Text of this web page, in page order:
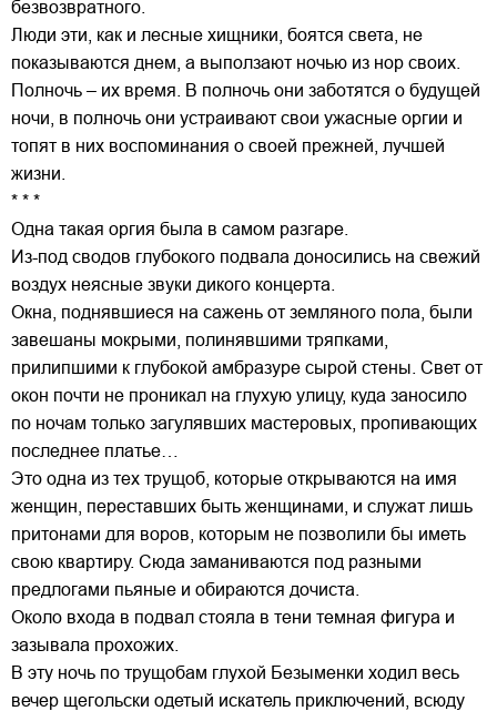
безвозвратного.
Люди эти, как и лесные хищники, боятся света, не
показываются днем, а выползают ночью из нор своих.
Полночь – их время. В полночь они заботятся о будущей
ночи, в полночь они устраивают свои ужасные оргии и
топят в них воспоминания о своей прежней, лучшей
жизни.
* * *
Одна такая оргия была в самом разгаре.
Из-под сводов глубокого подвала доносились на свежий
воздух неясные звуки дикого концерта.
Окна, поднявшиеся на сажень от земляного пола, были
завешаны мокрыми, полинявшими тряпками,
прилипшими к глубокой амбразуре сырой стены. Свет от
окон почти не проникал на глухую улицу, куда заносило
по ночам только загулявших мастеровых, пропивающих
последнее платье…
Это одна из тех трущоб, которые открываются на имя
женщин, переставших быть женщинами, и служат лишь
притонами для воров, которым не позволили бы иметь
свою квартиру. Сюда заманиваются под разными
предлогами пьяные и обираются дочиста.
Около входа в подвал стояла в тени темная фигура и
зазывала прохожих.
В эту ночь по трущобам глухой Безыменки ходил весь
вечер щегольски одетый искатель приключений, всюду